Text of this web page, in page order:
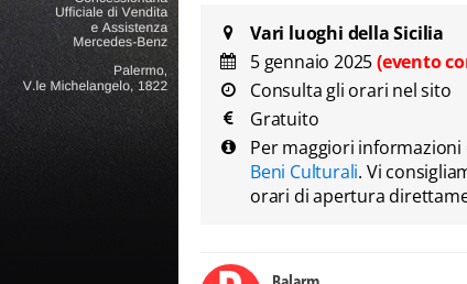
Vari luoghi della Sicilia
5 gennaio 2025(evento
Consulta gli orari nel sito
Gratuito
Per maggiori informazioni
Beni Culturali. Vi
orari di apertura